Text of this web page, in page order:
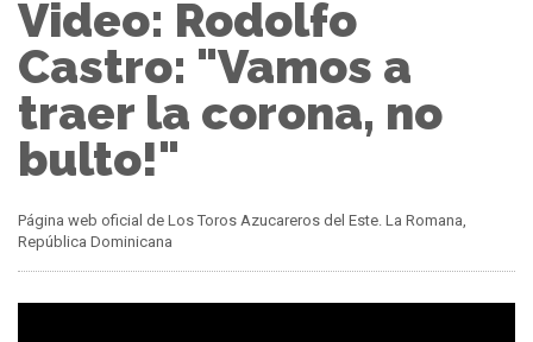
Video: Rodolfo
Castro: "Vamos a
traer la corona, no
bulto!"
Página web oficial de Los Toros Azucareros del Este. La Romana,
República Dominicana